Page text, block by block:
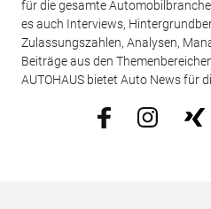
für die gesamte
es auch Interviews,
Zulassungszahlen, Analysen,
Beiträge aus den
AUTOHAUS bietet Auto News für